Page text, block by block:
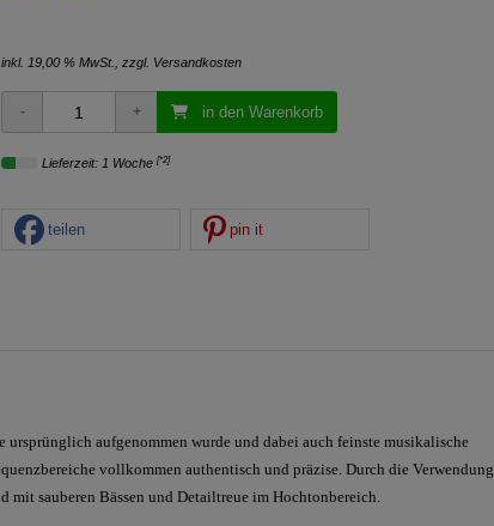
inkl. 19,00 % MwSt., zzgl. Versandkosten
in den Warenkorb
Lieferzeit: 1 Woche [*2]
teilen pin it
aufgenommen wurde und dabei auch feinste musikalische
vollkommen authentisch und präzise. Durch die Verwendung
mit sauberen Bässen und Detailtreue im Hochtonbereich.